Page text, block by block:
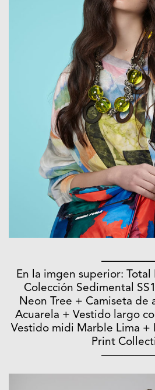
En la imgen superior: Total
Colección Sedimental
Neon Tree + Camiseta
Acuarela + Vestido largo
Vestido midi Marble Lima +
Print